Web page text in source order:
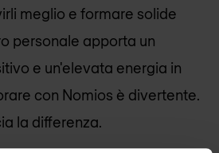
meglio e formare solide
personale apporta un
e un'elevata energia in
con Nomios è divertente.
la differenza.